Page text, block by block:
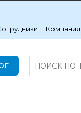
Компания